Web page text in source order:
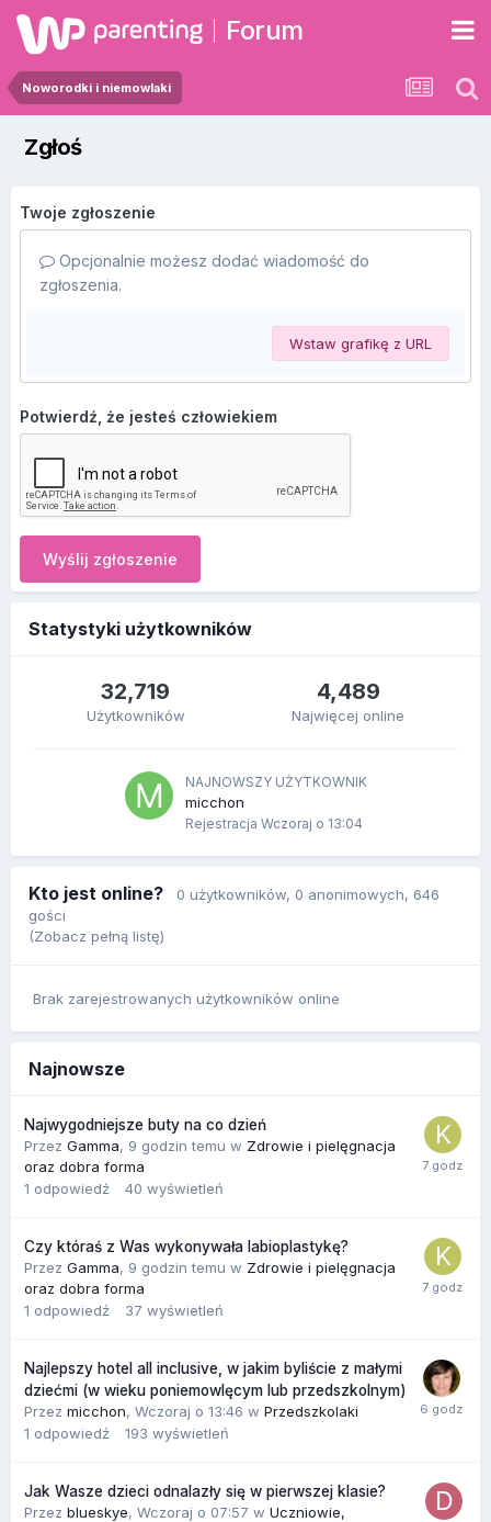
Forum
Noworodki i niemowlaki
Zgłoś
Twoje zgłoszenie
Opcjonalnie możesz dodać wiadomość do
zgłoszenia.
Wstaw grafikę z URL
Potwierdź, że jesteś człowiekiem
Wyślij zgłoszenie
Statystyki użytkowników
32,719
Użytkowników
4,489
Najwięcej online
NAJNOWSZY UŻYTKOWNIK
micchon
Rejestracja Wczoraj o 13:04
Kto jest online? 0 użytkowników, 0 anonimowych, 646
gości
(Zobacz pełną listę)
Brak zarejestrowanych użytkowników online
Najnowsze
Najwygodniejsze buty na co dzień
Przez Gamma, 9 godzin temu w Zdrowie i pielęgnacja
oraz dobra forma
1 odpowiedź 40 wyświetleń
Czy któraś z Was wykonywała labioplastykę?
Przez Gamma, 9 godzin temu w Zdrowie i pielęgnacja
oraz dobra forma
1 odpowiedź 37 wyświetleń
Najlepszy hotel all inclusive, w jakim byliście z małymi
dziećmi (w wieku poniemowlęcym lub przedszkolnym)
Przez micchon, Wczoraj o 13:46 w Przedszkolaki
1 odpowiedź 193 wyświetleń
Jak Wasze dzieci odnalazły się w pierwszej klasie?
Przez blueskye, Wczoraj o 07:57 w Uczniowie,